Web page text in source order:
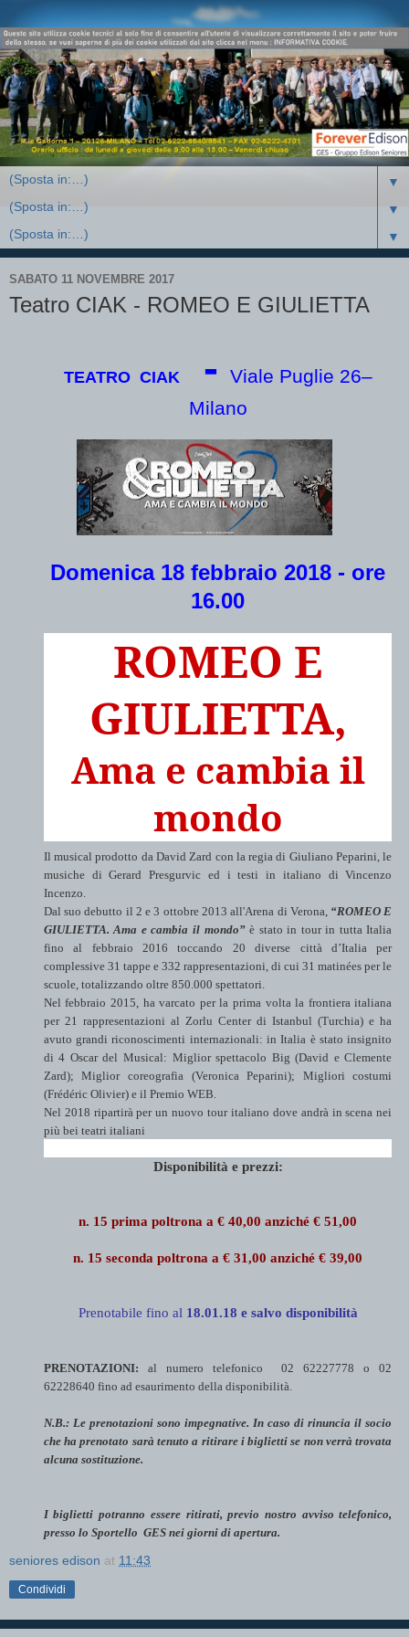
▼
▼
▼
SABATO 11 NOVEMBRE 2017
Teatro CIAK - ROMEO E GIULIETTA
TEATRO CIAK -
Viale Puglie 26–
Milano
Domenica 18 febbraio 2018 - ore
16.00
ROMEO E
GIULIETTA,
Ama e cambia il
mondo
Il musical prodotto da David Zard con la regia di Giuliano Peparini, le
musiche di Gerard Presgurvic ed i testi in italiano di Vincenzo
Incenzo.
Dal suo debutto il 2 e 3 ottobre 2013 all'Arena di Verona, “ROMEO E
GIULIETTA. Ama e cambia il mondo”è stato in tour in tutta Italia
fino al febbraio 2016 toccando 20 diverse città d’Italia per
complessive 31 tappe e 332 rappresentazioni, di cui 31 matinées per le
scuole, totalizzando oltre 850.000 spettatori.
Nel febbraio 2015, ha varcato per la prima volta la frontiera italiana
per 21 rappresentazioni al Zorlu Center di Istanbul (Turchia) e ha
avuto grandi riconoscimenti internazionali: in Italia è stato insignito
di 4 Oscar del Musical: Miglior spettacolo Big (David e Clemente
Zard); Miglior coreografia (Veronica Peparini); Migliori costumi
(Frédéric Olivier) e il Premio WEB.
Nel 2018 ripartirà per un nuovo tour italiano dove andrà in scena nei
più bei teatri italiani
Disponibilità e prezzi:
n. 15 prima poltrona a € 40,00 anziché € 51,00
n. 15 seconda poltrona a € 31,00 anziché € 39,00
Prenotabile fino al 18.01.18 e salvo disponibilità
PRENOTAZIONI: al numero telefonico 02 62227778 o 02
62228640 fino ad esaurimento della disponibilità.
N.B.: Le prenotazioni sono impegnative. In caso di rinuncia il socio
che ha prenotato sarà tenuto a ritirare i biglietti se non verrà trovata
alcuna sostituzione.
I biglietti potranno essere ritirati, previo nostro avviso telefonico,
presso lo Sportello GES nei giorni di apertura.
seniores edison at 11:43
Condividi